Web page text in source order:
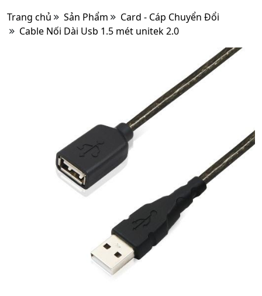
Trang chủ Sản Phẩm
Card - Cáp Chuyển Đổi
Cable Nối Dài Usb 1.5 mét unitek 2.0